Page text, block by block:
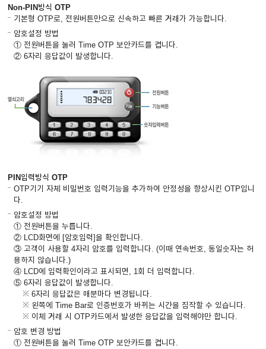
Non-PIN방식 OTP
기본형 OTP로, 전원버튼만으로 신속하고 빠른 거래가 가능합니다.
암호설정 방법
① 전원버튼을 눌러 Time OTP 보안카드를 켭니다.
② 6자리 응답값이 발생합니다.
PIN입력방식 OTP
OTP기기 자체 비밀번호 입력기능을 추가하여 안정성을 향상시킨 OTP입니
다.
암호설정 방법
① 전원버튼을 누릅니다.
② LCD화면에 [암호입력]을 확인합니다.
③ 고객이 사용할 4자리 암호를 입력합니다. (이때 연속번호, 동일숫자는 허
용하지 않습니다.)
④ LCD에 입력확인이라고 표시되면, 1회 더 입력합니다.
⑤ 6자리 응답값이 발생합니다.
6자리 응답값은 매분마다 변경됩니다.
왼쪽에 Time Bar로 인증번호가 바뀌는 시간을 짐작할 수 있습니다.
이체 거래 시 OTP카드에서 발생한 응답값을 입력해야만 합니다.
암호 변경 방법
① 전원버튼을 눌러 Time OTP 보안카드를 켭니다.